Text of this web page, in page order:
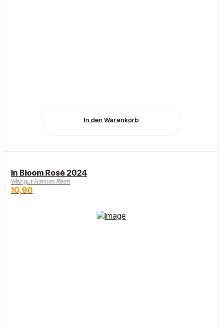
In den Warenkorb
In Bloom Rosé 2024
Weingut Hannes Reeh
10,90